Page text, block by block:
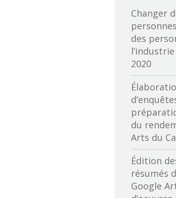
Bureau
Calgary
Canadian
Canadian
CBC-
Cineworks
Changer
des
2020
du
Arts du
Édition
résumés
Google